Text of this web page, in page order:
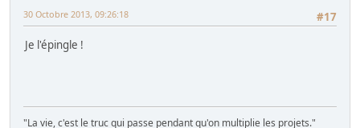
#17
30 Octobre 2013, 09:26:18
Je l'épingle !
"La vie, c'est le truc qui passe pendant qu'on multiplie les projets."